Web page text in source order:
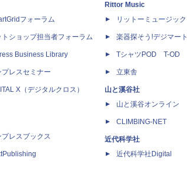
フォーラム
トショップ担当者フォーラム
Business Library
プレスセミナー
X（デジタルクロス）
プレスブックス
Rittor Music
リットーミュージック
楽器探そう!デジマート
TシャツPOD T-OD
立東舎
山と溪谷社
山と溪谷オンライン
CLIMBING-NET
近代科学社
近代科学社Digital